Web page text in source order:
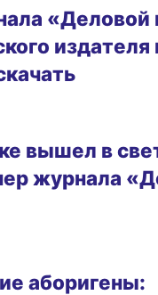
«Деловой
вышел в
журнала
аборигены: